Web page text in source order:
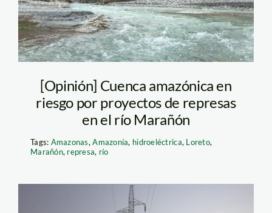
[Opinión] Cuenca amazónica en
riesgo por proyectos de represas
en el río Marañón
Tags: Amazonas,Amazonía, hidroeléctrica, Loreto,
Marañón, represa, río